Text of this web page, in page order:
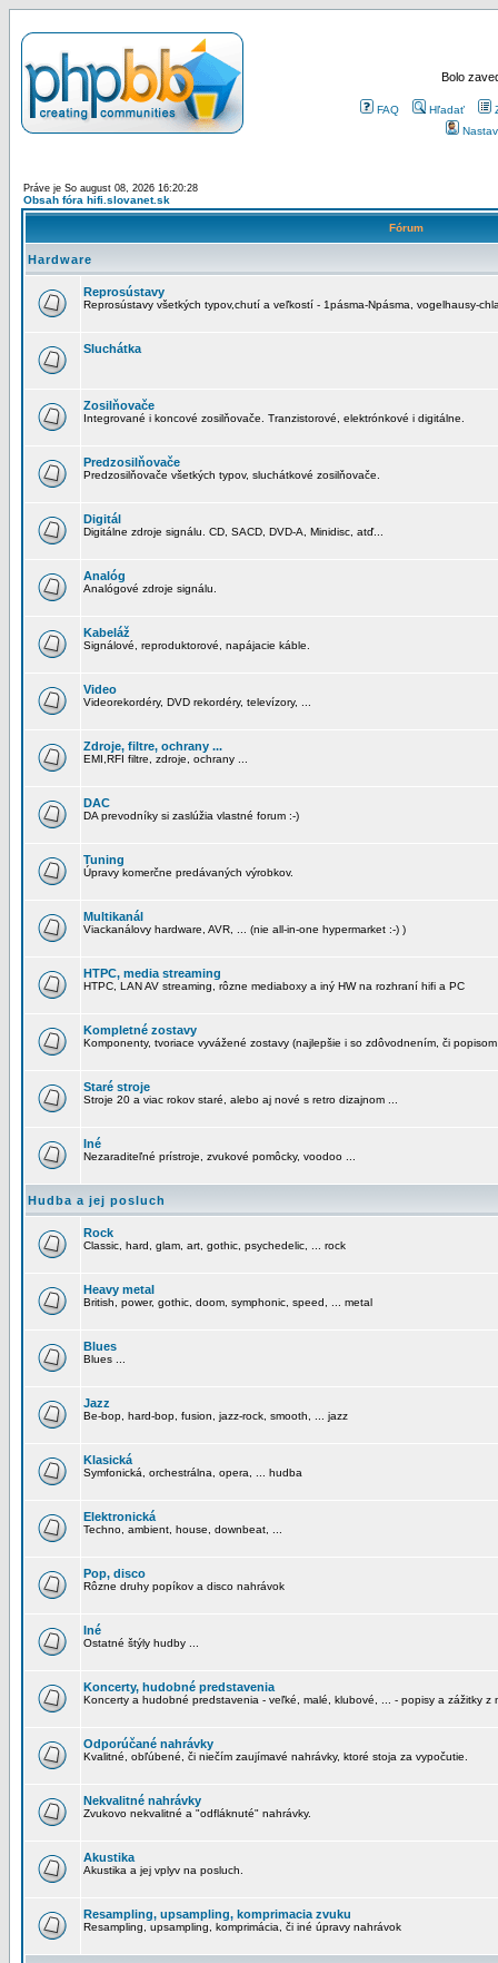
Bolo
FAQ Hľadať
Práve je So august 08, 2026 16:20:28
Obsah fóra hifi.slovanet.sk
Fórum
Hardware
Reprosústavy
Reprosústavy všetkých typov,chutí a veľkostí - 1pásma-Npásma, vogelhausy-
Sluchátka
Zosilňovače
Integrované i koncové zosilňovače. Tranzistorové, elektrónkové i digitálne.
Predzosilňovače
Predzosilňovače všetkých typov, sluchátkové zosilňovače.
Digitál
Digitálne zdroje signálu. CD, SACD, DVD-A, Minidisc, atď...
Analóg
Analógové zdroje signálu.
Kabeláž
Signálové, reproduktorové, napájacie káble.
Video
Videorekordéry, DVD rekordéry, televízory, ...
Zdroje, filtre, ochrany ...
EMI,RFI filtre, zdroje, ochrany ...
DAC
DA prevodníky si zaslúžia vlastné forum :-)
Tuning
Úpravy komerčne predávaných výrobkov.
Multikanál
Viackanálovy hardware, AVR, ... (nie all-in-one hypermarket :-) )
HTPC, media streaming
HTPC, LAN AV streaming, rôzne mediaboxy a iný HW na rozhraní hifi a PC
Kompletné zostavy
Komponenty, tvoriace vyvážené zostavy (najlepšie i so zdôvodnením, či
Staré stroje
Stroje 20 a viac rokov staré, alebo aj nové s retro dizajnom ...
Iné
Nezaraditeľné prístroje, zvukové pomôcky, voodoo ...
Hudba a jej posluch
Rock
Classic, hard, glam, art, gothic, psychedelic, ... rock
Heavy metal
British, power, gothic, doom, symphonic, speed, ... metal
Blues
Blues ...
Jazz
Be-bop, hard-bop, fusion, jazz-rock, smooth, ... jazz
Klasická
Symfonická, orchestrálna, opera, ... hudba
Elektronická
Techno, ambient, house, downbeat, ...
Pop, disco
Rôzne druhy popíkov a disco nahrávok
Iné
Ostatné štýly hudby ...
Koncerty, hudobné predstavenia
Koncerty a hudobné predstavenia - veľké, malé, klubové, ... - popisy a zážitky z
Odporúčané nahrávky
Kvalitné, obľúbené, či niečím zaujímavé nahrávky, ktoré stoja za vypočutie.
Nekvalitné nahrávky
Zvukovo nekvalitné a "odfláknuté" nahrávky.
Akustika
Akustika a jej vplyv na posluch.
Resampling, upsampling, komprimacia zvuku
Resampling, upsampling, komprimácia, či iné úpravy nahrávok